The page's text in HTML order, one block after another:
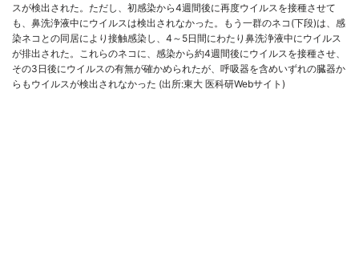
スが検出された。ただし、初感染から4週間後に再度ウイルスを接種させて
も、鼻洗浄液中にウイルスは検出されなかった。もう一群のネコ(下段)は、感
染ネコとの同居により接触感染し、4～5日間にわたり鼻洗浄液中にウイルス
が排出された。これらのネコに、感染から約4週間後にウイルスを接種させ、
その3日後にウイルスの有無が確かめられたが、呼吸器を含めいずれの臓器か
らもウイルスが検出されなかった (出所:東大 医科研Webサイト)